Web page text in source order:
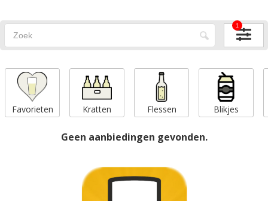
1
Favorieten Kratten Flessen Blikjes
Geen aanbiedingen gevonden.